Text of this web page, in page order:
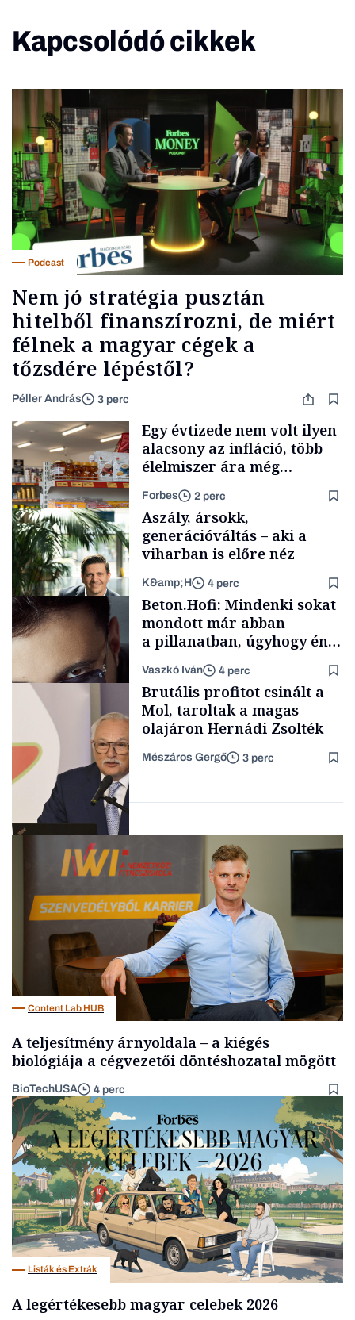
Kapcsolódó cikkek
Podcast
Nem jó stratégia pusztán
hitelből finanszírozni, de miért
félnek a magyar cégek a
tőzsdére lépéstől?
Péller András 3 perc
Makro
Egy évtizede nem volt ilyen
alacsony az infláció, több
élelmiszer ára még
rohamosan csökken is
Forbes 2 perc
TÁMOGATÓI
TARTALOM
Aszály, ársokk,
generációváltás – aki a
viharban is előre néz
K&amp;H 4 perc
Forbes-sztori
Beton.Hofi: Mindenki sokat
mondott már abban
a pillanatban, úgyhogy én
a legsarkosabb
gondolataimat akartam
kimondani
Vaszkó Iván 4 perc
Befektetés
Brutális profitot csinált a
Mol, taroltak a magas
olajáron Hernádi Zsolték
Mészáros Gergő 3 perc
Content Lab HUB
A teljesítmény árnyoldala – a kiégés
biológiája a cégvezetői döntéshozatal mögött
BioTechUSA 4 perc
Listák és Extrák
A legértékesebb magyar celebek 2026